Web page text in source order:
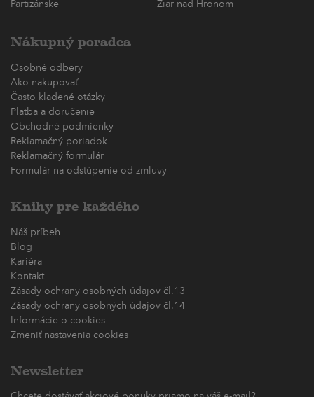
Partizánske
Žiar nad Hronom
Nákupný poradca
Osobné odbery
Ako nakupovať
Často kladené otázky
Platba a doručenie
Obchodné podmienky
Reklamačný poriadok
Reklamačný formulár
Formulár na odstúpenie od zmluvy
Knihy pre každého
Náš príbeh
Blog
Kariéra
Kontakt
Zásady ochrany osobných údajov čl.13
Zásady ochrany osobných údajov čl.14
Informácie o cookies
Zmeniť nastavenia cookies
Newsletter